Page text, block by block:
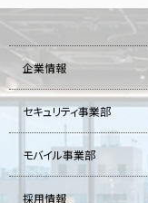
企業情報
セキュリティ事業部
モバイル事業部
採用情報